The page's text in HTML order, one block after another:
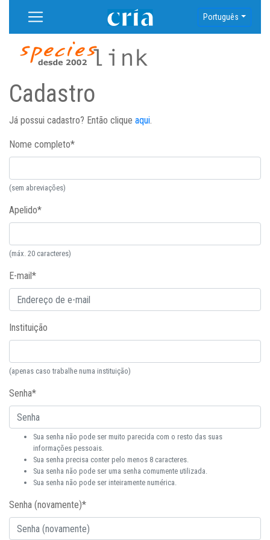
Português
Cadastro
Já possui cadastro? Então clique aqui.
Nome completo*
(sem abreviações)
Apelido*
(máx. 20 caracteres)
E-mail*
Instituição
(apenas caso trabalhe numa instituição)
Senha*
Sua senha não pode ser muito parecida com o resto das suas
informações pessoais.
Sua senha precisa conter pelo menos 8 caracteres.
Sua senha não pode ser uma senha comumente utilizada.
Sua senha não pode ser inteiramente numérica.
Senha (novamente)*